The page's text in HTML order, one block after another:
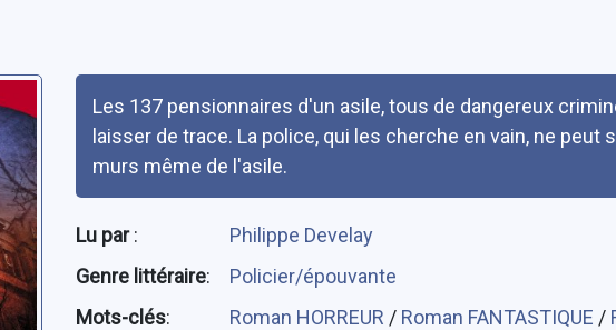
Les 137 pensionnaires d'un asile, tous de dangereux
laisser de trace. La police, qui les cherche en vain, ne
murs même de l'asile.
Lu par:
Philippe Develay
Genre littéraire:
Policier/épouvante
Mots-clés: Roman HORREUR / Roman FANTASTIQUE /